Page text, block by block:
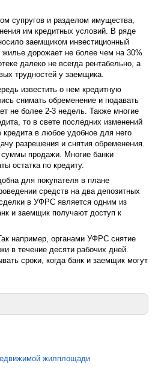
супругов и разделом имущества,
им кредитных условий. В ряде
заемщиком инвестиционный
жилье дорожает не более чем на 30%
далеко не всегда рентабельно, а
трудностей у заемщика.
известить о нем кредитную
снимать обременение и подавать
не более 2-3 недель. Также многие
то в свете последних изменений
в любое удобное для него
разрешения и снятия обременения.
продажи. Многие банки
остатка по кредиту.
для покупателя в плане
средств на два депозитных
в УФРС является одним из
и заемщик получают доступ к
например, органами УФРС снятие
в течение десяти рабочих дней.
сроки, когда банк и заемщик могут
жилплощади